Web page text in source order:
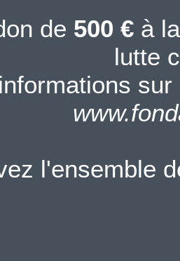
de 500 € à
lutte
l'ensemble